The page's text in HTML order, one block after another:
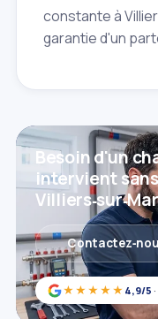
constante à
garantie d'un
★★★★★ 4,9/5
Besoin d'un
intervient